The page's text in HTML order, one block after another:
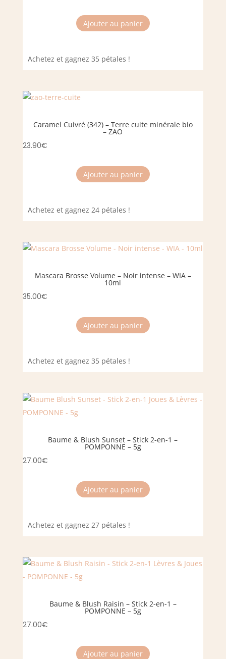
Ajouter au panier
Achetez et gagnez 35 pétales !
Caramel Cuivré (342) – Terre cuite minérale bio
– ZAO
23.90€
Ajouter au panier
Achetez et gagnez 24 pétales !
Mascara Brosse Volume – Noir intense – WIA –
10ml
35.00€
Ajouter au panier
Achetez et gagnez 35 pétales !
Baume & Blush Sunset – Stick 2-en-1 –
POMPONNE – 5g
27.00€
Ajouter au panier
Achetez et gagnez 27 pétales !
Baume & Blush Raisin – Stick 2-en-1 –
POMPONNE – 5g
27.00€
Ajouter au panier